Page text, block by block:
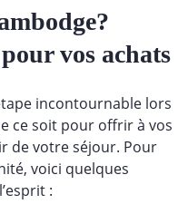
vos achats
incontournable lors
ce soit pour offrir à vos
de votre séjour. Pour
voici quelques
: